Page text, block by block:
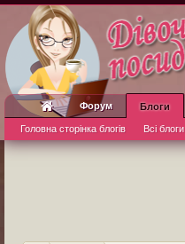
Форум Блоги
Головна сторінка блогів Всі блоги